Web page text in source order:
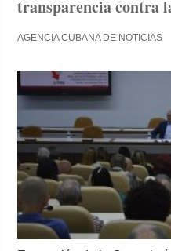
transparencia contra
AGENCIA CUBANA DE NOTICIAS